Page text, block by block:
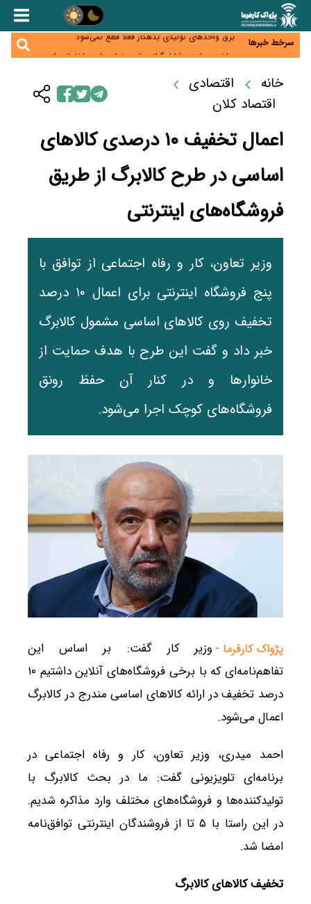
سرخط خبرها
هشدار بانک مرکزی درباره اعتباردهی دیجیتال؛ «الان بخر،
بعداً پرداخت کن» زیر ذره‌بین ریسک بدهی
برق واحدهای تولیدی بدهکار فعلاً قطع نمی‌شود
ساخت‌وساز زیر فشار گرانی؛ تورم نهاده‌های ساختمانی از
۱۰۶ درصد گذشت
با افزایش اعتبار ممکن نیست؟
احراز سکونت مشمولان کالابرگ آغاز شد؛ مهلت تا پایان
شهریور
خانه
اقتصادی
اقتصاد کلان
اعمال تخفیف ۱۰ درصدی کالاهای
اساسی در طرح کالابرگ از طریق
فروشگاه‌های اینترنتی
وزیر تعاون، کار و رفاه اجتماعی از توافق با
پنج فروشگاه اینترنتی برای اعمال ۱۰ درصد
تخفیف روی کالاهای اساسی مشمول کالابرگ
خبر داد و گفت این طرح با هدف حمایت از
خانوارها و در کنار آن حفظ رونق
فروشگاه‌های کوچک اجرا می‌شود.
پژواک کارفرما - وزیر کار گفت: بر اساس این
تفاهم‌نامه‌ای که با برخی فروشگاه‌های آنلاین داشتیم ۱۰
درصد تخفیف در ارائه کالاهای اساسی مندرج در کالابرگ
اعمال می‌شود.
احمد میدری، وزیر تعاون، کار و رفاه اجتماعی در
برنامه‌ای تلویزیونی گفت: ما در بحث کالابرگ با
تولیدکننده‌ها و فروشگاه‌های مختلف وارد مذاکره شدیم.
در این راستا با ۵ تا از فروشندگان اینترنتی توافق‌نامه
امضا شد.
تخفیف کالاهای کالابرگ